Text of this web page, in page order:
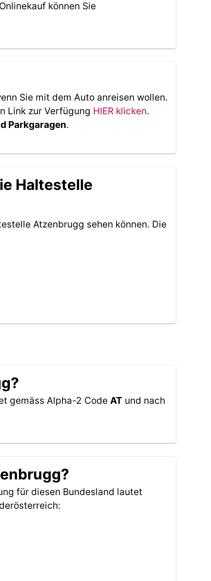
können Sie
Sie mit dem Auto anreisen wollen.
Link zur Verfügung HIER klicken.
Parkgaragen.
Haltestelle
Atzenbrugg sehen können. Die
gemäss Alpha-2 Code AT und nach
für diesen Bundesland lautet